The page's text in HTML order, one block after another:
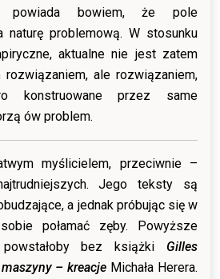
powiada bowiem, że pole
naturę problemową. W stosunku
aktualne nie jest zatem
ale rozwiązaniem,
konstruowane przez same
ów problem.
myślicielem, przeciwnie –
Jego teksty są
a jednak próbując się w
połamać zęby. Powyższe
powstałoby bez książki Gilles
– kreacje Michała Herera.